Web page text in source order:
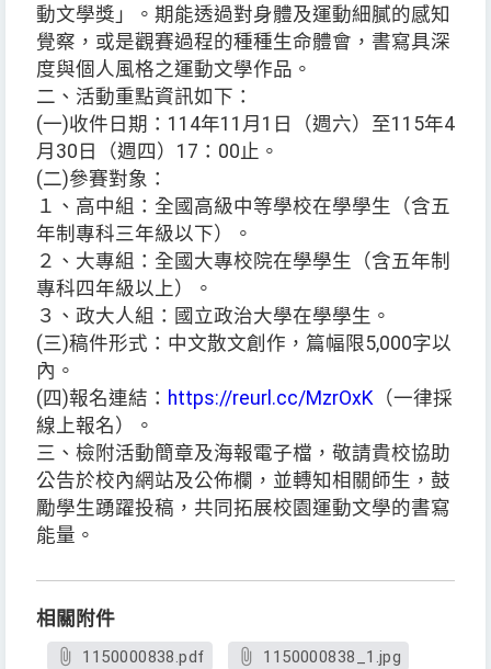
動文學獎」。期能透過對身體及運動細膩的感知
覺察，或是觀賽過程的種種生命體會，書寫具深
度與個人風格之運動文學作品。
二、活動重點資訊如下：
(一)收件日期：114年11月1日（週六）至115年4
月30日（週四）17：00止。
(二)參賽對象：
１、高中組：全國高級中等學校在學學生（含五
年制專科三年級以下）。
２、大專組：全國大專校院在學學生（含五年制
專科四年級以上）。
３、政大人組：國立政治大學在學學生。
(三)稿件形式：中文散文創作，篇幅限5,000字以
內。
(四)報名連結： https://reurl.cc/MzrOxK （一律採
線上報名）。
三、檢附活動簡章及海報電子檔，敬請貴校協助
公告於校內網站及公佈欄，並轉知相關師生，鼓
勵學生踴躍投稿，共同拓展校園運動文學的書寫
能量。
相關附件
1150000838.pdf
1150000838_1.jpg